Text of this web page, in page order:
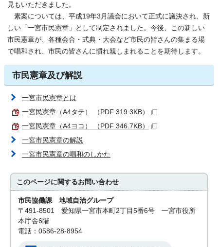
見もいただきました。
素案については、平成19年3月議会において正式に議決され、新
しい「一宮市民憲章」として制定されました。今後、この新しい
市民憲章が、各種会合・式典・大会など市民の皆さんの集まる場
で唱和され、市民の皆さんに慣れ親しまれることを期待します。
市民憲章及び解説
一宮市民憲章とは
一宮民憲章（A4タテ） （PDF 319.3KB）
一宮民憲章（A4ヨコ） （PDF 346.7KB）
一宮市民憲章の解説
一宮市民憲章の唱和のしかた
このページに関するお問い合わせ
市民協働課 地域自治グループ
〒491-8501 愛知県一宮市本町2丁目5番6号 一宮市役所
本庁舎6階
電話：0586-28-8954